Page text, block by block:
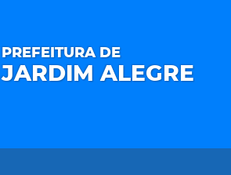
PREFEITURA DE
JARDIM ALEGRE